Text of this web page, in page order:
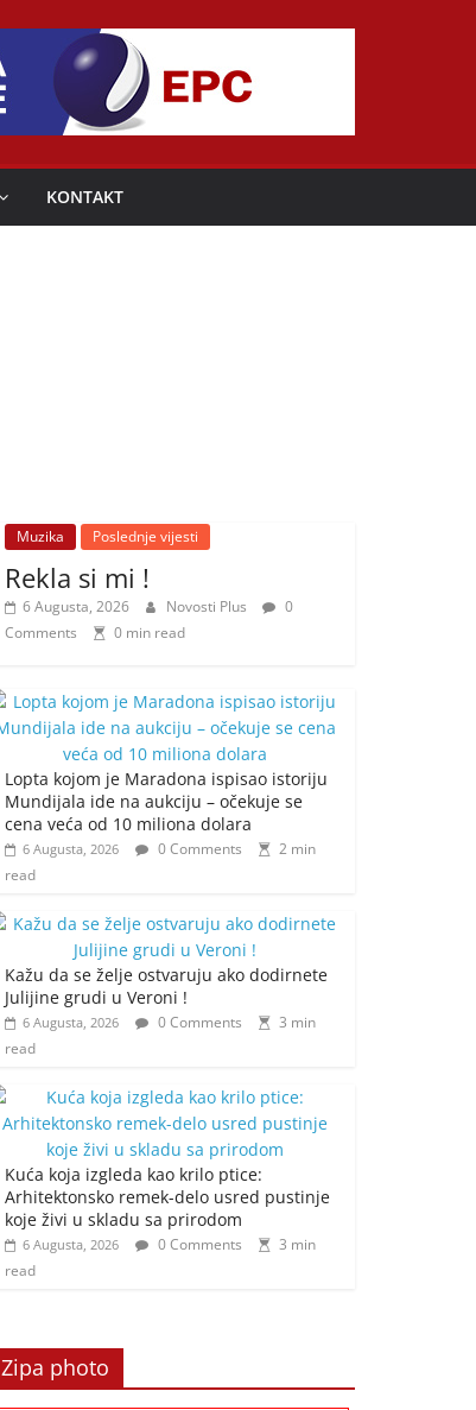
KONTAKT
Muzika Poslednje vijesti
Rekla si mi !
6 Augusta, 2026 Novosti Plus
0
Comments
0 min read
Lopta kojom je Maradona ispisao istoriju
Mundijala ide na aukciju – očekuje se
cena veća od 10 miliona dolara
6 Augusta, 2026 0 Comments
2 min
read
Kažu da se želje ostvaruju ako dodirnete
Julijine grudi u Veroni !
6 Augusta, 2026 0 Comments
3 min
read
Kuća koja izgleda kao krilo ptice:
Arhitektonsko remek-delo usred pustinje
koje živi u skladu sa prirodom
6 Augusta, 2026 0 Comments
3 min
read
Zipa photo